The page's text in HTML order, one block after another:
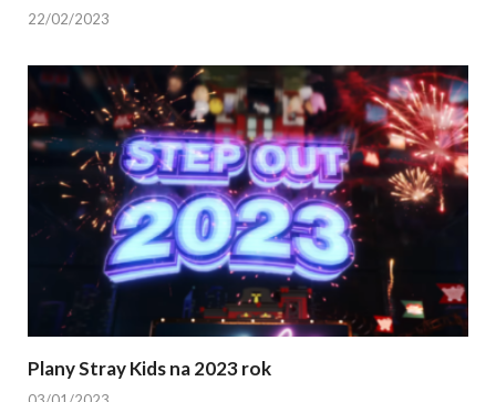
22/02/2023
Plany Stray Kids na 2023 rok